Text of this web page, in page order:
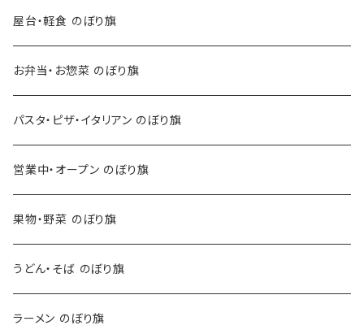
屋台・軽食 のぼり旗
お弁当・お惣菜 のぼり旗
パスタ・ピザ・イタリアン のぼり旗
営業中・オープン のぼり旗
果物・野菜 のぼり旗
うどん・そば のぼり旗
ラーメン のぼり旗